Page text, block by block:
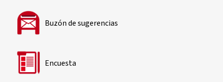
Buzón de sugerencias
Encuesta